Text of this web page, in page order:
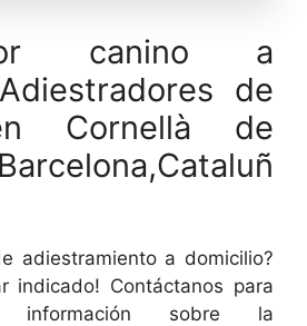
canino a
de
Cornellà de
adiestramiento a domicilio?
indicado! Contáctanos para
información sobre la